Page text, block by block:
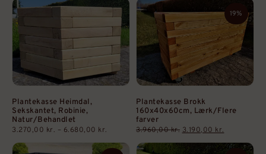
Plantekasse Heimdal,
Sekskantet, Robinie,
Natur/Behandlet
3.270,00 kr. – 6.680,00 kr.
19%
Plantekasse Brokk
160x40x60cm, Lærk/Flere
farver
3.960,00kr. 3.190,00kr.